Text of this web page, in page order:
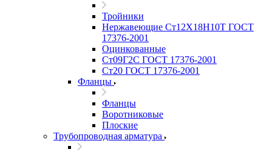
Тройники
Нержавеющие Ст12Х18Н10Т ГОСТ
17376-2001
Оцинкованные
Ст09Г2С ГОСТ 17376-2001
Ст20 ГОСТ 17376-2001
Фланцы
Фланцы
Воротниковые
Плоские
Трубопроводная арматура